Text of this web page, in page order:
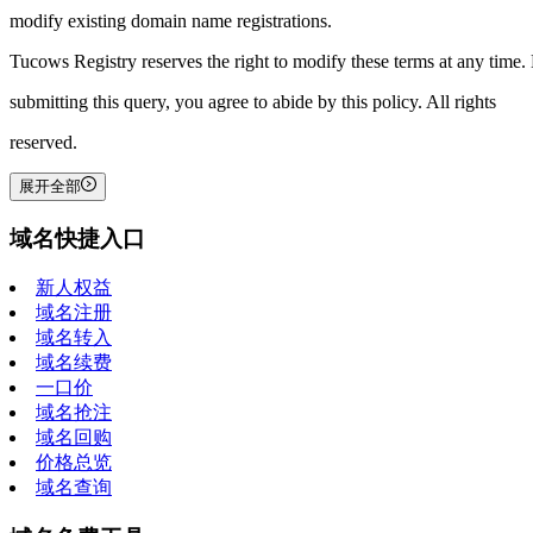
modify existing domain name registrations.
Tucows Registry reserves the right to modify these terms at any time.
submitting this query, you agree to abide by this policy. All rights
reserved.
展开全部
域名快捷入口
新人权益
域名注册
域名转入
域名续费
一口价
域名抢注
域名回购
价格总览
域名查询